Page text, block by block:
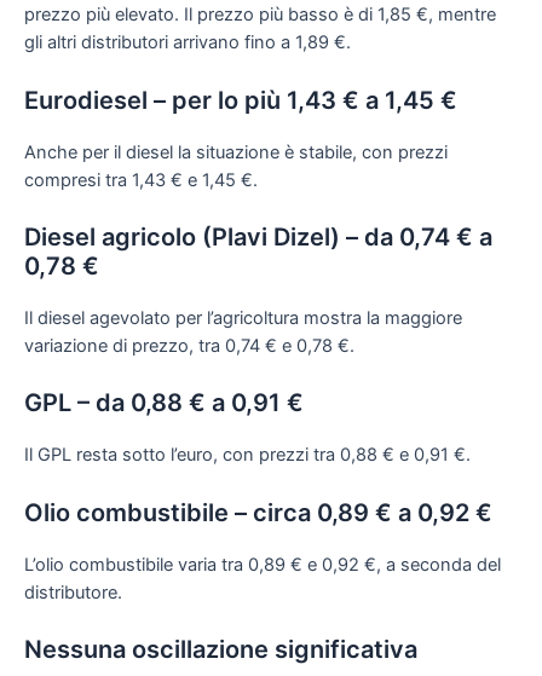
prezzo più elevato. Il prezzo più basso è di 1,85 €, mentre
gli altri distributori arrivano fino a 1,89 €.
Eurodiesel – per lo più 1,43 € a 1,45 €
Anche per il diesel la situazione è stabile, con prezzi
compresi tra 1,43 € e 1,45 €.
Diesel agricolo (Plavi Dizel) – da 0,74 € a
0,78 €
Il diesel agevolato per l’agricoltura mostra la maggiore
variazione di prezzo, tra 0,74 € e 0,78 €.
GPL – da 0,88 € a 0,91 €
Il GPL resta sotto l’euro, con prezzi tra 0,88 € e 0,91 €.
Olio combustibile – circa 0,89 € a 0,92 €
L’olio combustibile varia tra 0,89 € e 0,92 €, a seconda del
distributore.
Nessuna oscillazione significativa